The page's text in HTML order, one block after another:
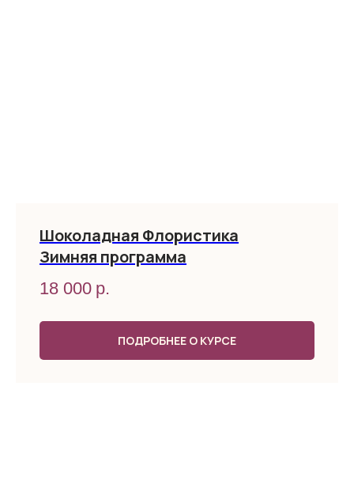
Шоколадная Флористика
Зимняя программа
18 000 р.
ПОДРОБНЕЕ О КУРСЕ